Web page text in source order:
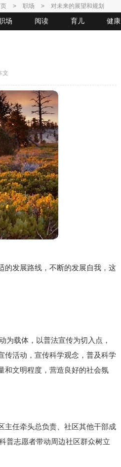
场 阅读 育儿 健康
> 职场 > 对未来的展望和规划
文
的发展路线，不断的发展自我，这
为载体，以普法宣传为切入点，
传活动，宣传科学观念，普及科学
和文明程度，营造良好的社会氛
主任牵头总负责、社区其他干部成
普志愿者带动周边社区群众树立